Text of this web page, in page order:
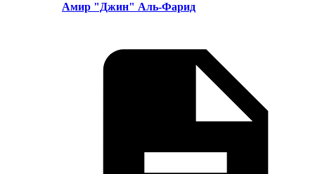
Амир "Джин" Аль-Фарид